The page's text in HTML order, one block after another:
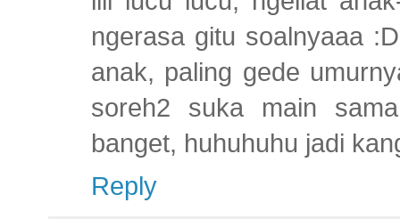
ngerasa gitu soalnyaaa
anak, paling gede
soreh2 suka main
banget, huhuhuhu jadi
Reply